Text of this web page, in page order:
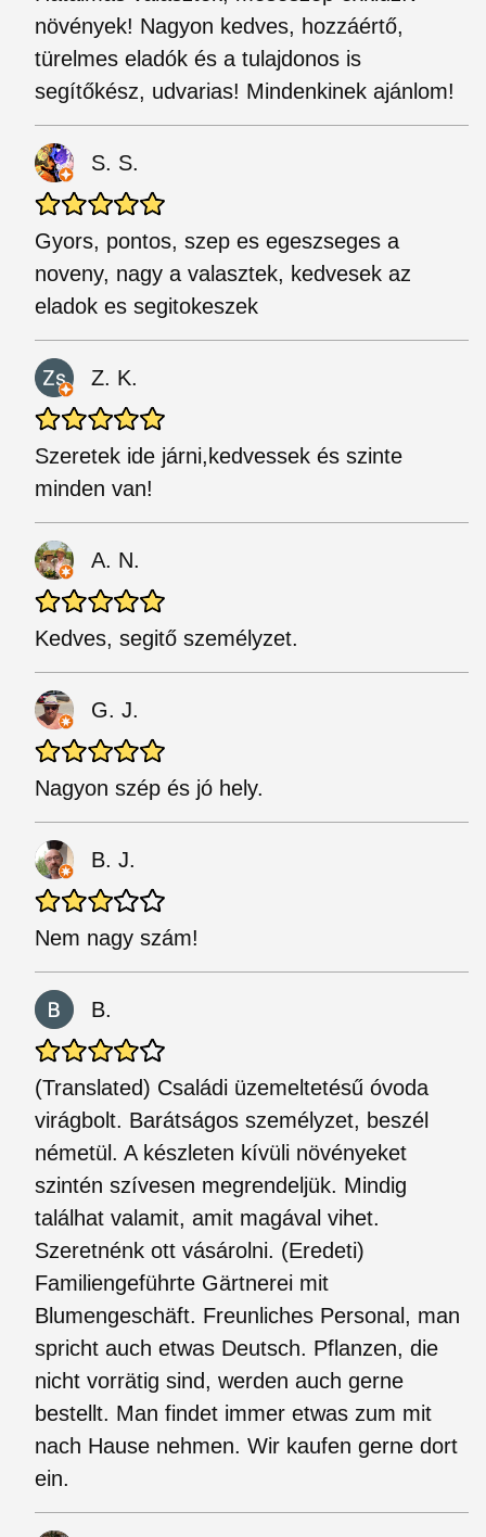
növények! Nagyon kedves, hozzáértő,
türelmes eladók és a tulajdonos is
segítőkész, udvarias! Mindenkinek ajánlom!
S. S.
Gyors, pontos, szep es egeszseges a
noveny, nagy a valasztek, kedvesek az
eladok es segitokeszek
Z. K.
Szeretek ide járni,kedvessek és szinte
minden van!
A. N.
Kedves, segitő személyzet.
G. J.
Nagyon szép és jó hely.
B. J.
Nem nagy szám!
B.
(Translated) Családi üzemeltetésű óvoda
virágbolt. Barátságos személyzet, beszél
németül. A készleten kívüli növényeket
szintén szívesen megrendeljük. Mindig
találhat valamit, amit magával vihet.
Szeretnénk ott vásárolni. (Eredeti)
Familiengeführte Gärtnerei mit
Blumengeschäft. Freunliches Personal, man
spricht auch etwas Deutsch. Pflanzen, die
nicht vorrätig sind, werden auch gerne
bestellt. Man findet immer etwas zum mit
nach Hause nehmen. Wir kaufen gerne dort
ein.